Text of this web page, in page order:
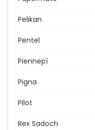
Pelikan
Pentel
Piennepì
Pigna
Pilot
Rex Sadoch